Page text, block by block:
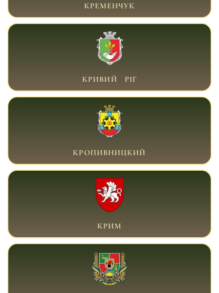
КРЕМЕНЧУК
ВІЙСЬКОВИЙ АДВОКАТ КРИВИЙ РІГ
КРИВИЙ РІГ
ВІЙСЬКОВИЙ АДВОКАТ КРОПИВНИЦЬКИЙ
КРОПИВНИЦКИЙ
ВІЙСЬКОВИЙ АДВОКАТ КРИМ
КРИМ
ВІЙСЬКОВИЙ АДВОКАТ ЛУГАНСЬК